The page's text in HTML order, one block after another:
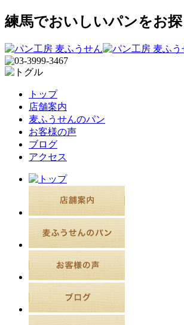
練馬でおいしいパンをお
トップ
店舗案内
麦ふうせんのパン
お客様の声
ブログ
アクセス